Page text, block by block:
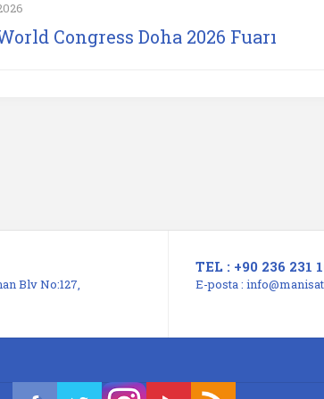
Congress Doha 2026 Fuarı
Blv No:127,
TEL : +90 236 231
E-posta :